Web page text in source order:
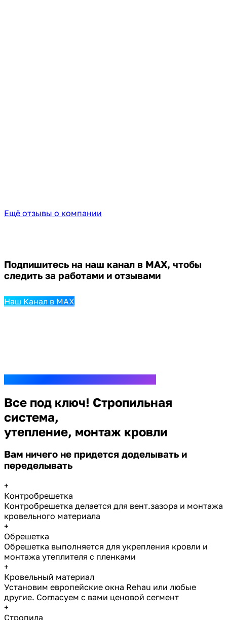
Ещё отзывы о компании
Подпишитесь на наш канал в MAX, чтобы
следить за работами и отзывами
Наш Канал в MAX
Все под ключ! Стропильная
система,
утепление, монтаж кровли
Вам ничего не придется доделывать и
переделывать
+
Контробрешетка
Контробрешетка делается для вент.зазора и монтажа
кровельного материала
+
Обрешетка
Обрешетка выполняется для укрепления кровли и
монтажа утеплителя с пленками
+
Кровельный материал
Установим европейские окна Rehau или любые
другие. Согласуем с вами ценовой сегмент
+
Стропила